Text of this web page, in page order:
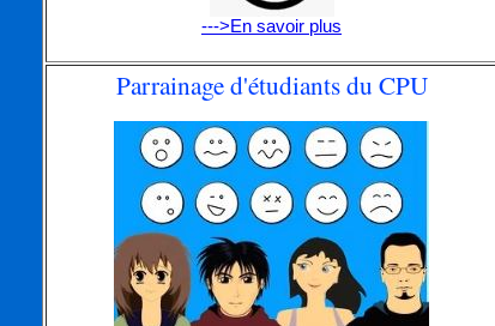
--->En savoir plus
Parrainage d'étudiants du CPU